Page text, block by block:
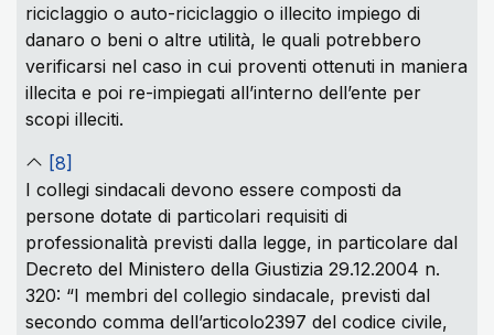
riciclaggio o auto-riciclaggio o illecito impiego di
danaro o beni o altre utilità, le quali potrebbero
verificarsi nel caso in cui proventi ottenuti in maniera
illecita e poi re-impiegati all’interno dell’ente per
scopi illeciti.
[8]
I collegi sindacali devono essere composti da
persone dotate di particolari requisiti di
professionalità previsti dalla legge, in particolare dal
Decreto del Ministero della Giustizia 29.12.2004 n.
320: “I membri del collegio sindacale, previsti dal
secondo comma dell’articolo2397 del codice civile,